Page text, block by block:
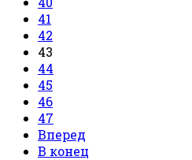
41
42
43
44
45
46
47
Вперед
В конец